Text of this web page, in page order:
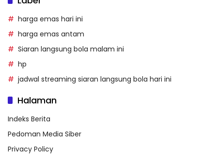
harga emas hari ini
harga emas antam
Siaran langsung bola malam ini
hp
jadwal streaming siaran langsung bola hari ini
Halaman
Indeks Berita
Pedoman Media Siber
Privacy Policy